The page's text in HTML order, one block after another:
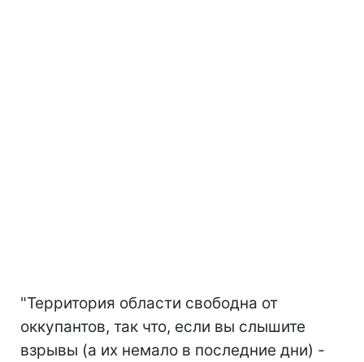
"Территория области свободна от
оккупантов, так что, если вы слышите
взрывы (а их немало в последние дни) -